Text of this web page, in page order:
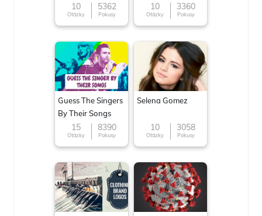
10
Otázky
5362
Pokusy
10
Otázky
3360
Pokusy
Guess The Singers
By Their Songs
15
Otázky
8390
Pokusy
Selena Gomez
10
Otázky
3058
Pokusy